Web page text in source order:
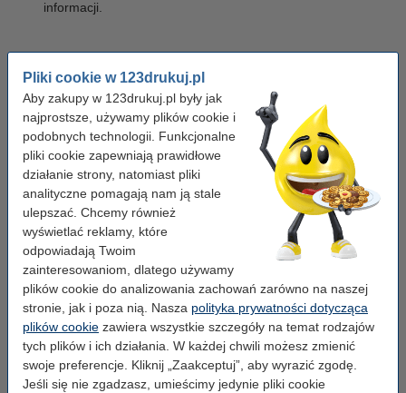
Pliki cookie w 123drukuj.pl
Aby zakupy w 123drukuj.pl były jak
najprostsze, używamy plików cookie i
podobnych technologii. Funkcjonalne
pliki cookie zapewniają prawidłowe
działanie strony, natomiast pliki
analityczne pomagają nam ją stale
ulepszać. Chcemy również
wyświetlać reklamy, które
odpowiadają Twoim
zainteresowaniom, dlatego używamy
plików cookie do analizowania zachowań zarówno na naszej
stronie, jak i poza nią. Nasza polityka prywatności dotycząca
plików cookie zawiera wszystkie szczegóły na temat rodzajów
tych plików i ich działania. W każdej chwili możesz zmienić
swoje preferencje. Kliknij „Zaakceptuj”, aby wyrazić zgodę.
Jeśli się nie zgadzasz, umieścimy jedynie pliki cookie
informacji.
mogą być proste karteczki samoprzylepne!
Karteczki marki 123drukuj
123drukuj oferuje karteczki samoprzylepne, które łączą wysoką
jakość z atrakcyjną ceną. Produkty te są doskonałe do
codziennego użytku, zarówno w biurze, jak i w domu. Karteczki
123drukuj charakteryzują się mocnym klejem, który zapewnia
pewne przyleganie, a jednocześnie nie zostawia śladów po ich
usunięciu.
Oprócz karteczek z klejem, znajdziesz w naszej ofercie również
proste, białe kartki w kostce (memo) bez kleju. To świetna opcja
dla sporządzania szybkich notatek gdy nie chcesz ich przyklejać,
a np. włożyć między inne kartki.
Zalety karteczek 123drukuj